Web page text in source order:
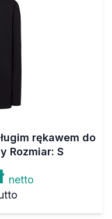
rękawem do
Rozmiar: S
netto